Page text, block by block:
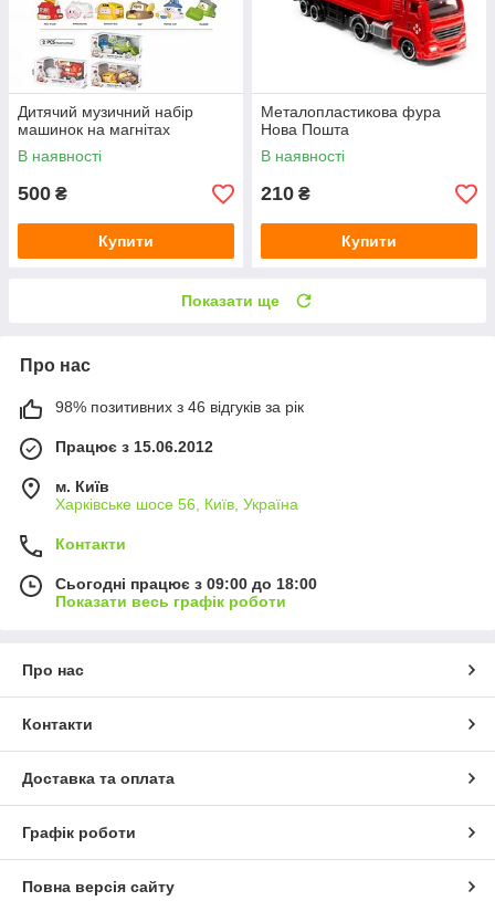
Дитячий музичний набір
машинок на магнітах
В наявності
500 ₴
Купити
Металопластикова фура
Нова Пошта
В наявності
210 ₴
Купити
Показати ще
Про нас
98% позитивних з 46 відгуків за рік
Працює з 15.06.2012
м. Київ
Харківське шосе 56, Київ, Україна
Контакти
Сьогодні працює з 09:00 до 18:00
Показати весь графік роботи
Про нас
Контакти
Доставка та оплата
Графік роботи
Повна версія сайту